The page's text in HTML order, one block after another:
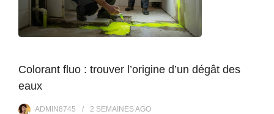
Colorant fluo : trouver l’origine d’un dégât des
eaux
ADMIN8745 2 SEMAINESAGO